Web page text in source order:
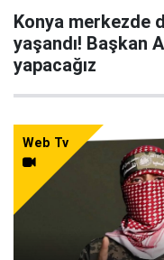
Konya merkezde
yaşandı! Başkan
yapacağız
Web Tv